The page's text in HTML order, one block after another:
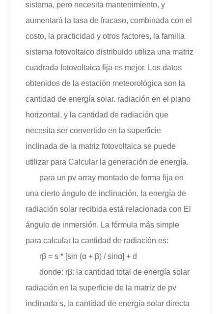
sistema, pero necesita mantenimiento, y
aumentará la tasa de fracaso, combinada con el
costo, la practicidad y otros factores, la familia
sistema fotovoltaico distribuido utiliza una matriz
cuadrada fotovoltaica fija es mejor. Los datos
obtenidos de la estación meteorológica son la
cantidad de energía solar. radiación en el plano
horizontal, y la cantidad de radiación que
necesita ser convertido en la superficie
inclinada de la matriz fotovoltaica se puede
utilizar para Calcular la generación de energía.
para un pv array montado de forma fija en
una cierto ángulo de inclinación, la energía de
radiación solar recibida está relacionada con El
ángulo de inmersión. La fórmula más simple
para calcular la cantidad de radiación es:
rβ = s * [sin (α + β) / sinα] + d
donde: rβ: la cantidad total de energía solar
radiación en la superficie de la matriz de pv
inclinada s, la cantidad de energía solar directa